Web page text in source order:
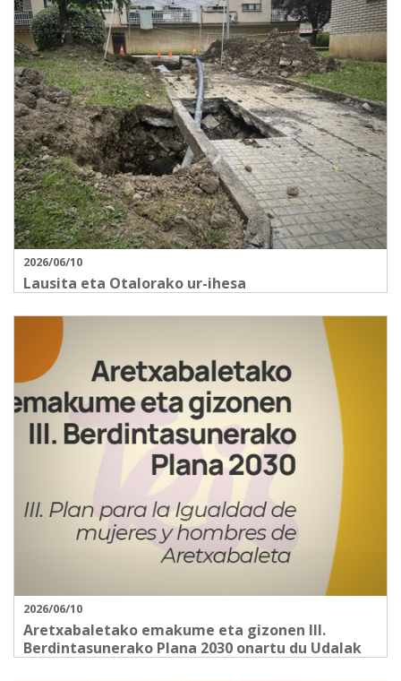
2026/06/10
Lausita eta Otalorako ur-ihesa
2026/06/10
Aretxabaletako emakume eta gizonen III.
Berdintasunerako Plana 2030 onartu du Udalak